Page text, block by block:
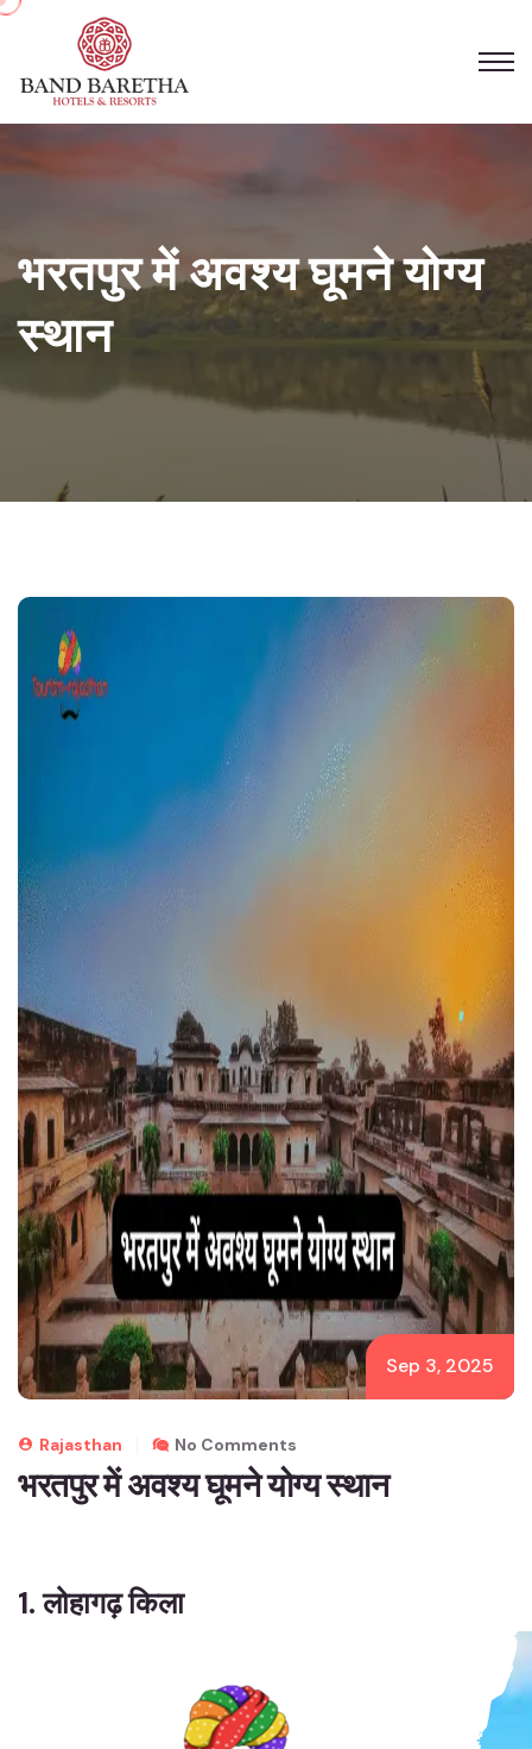
भरतपुर में अवश्य घूमने योग्य
स्थान
Sep 3, 2025
Rajasthan No Comments
भरतपुर में अवश्य घूमने योग्य स्थान
1. लोहागढ़ किला